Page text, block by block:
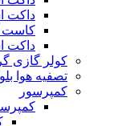
داکت
کاست
داکت
کولر گازی
تصفیه هوا
کمپرسور